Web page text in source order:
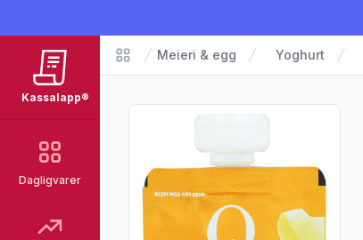
Kassalapp®
Dagligvarer
Matvarer
Meieri & egg Yoghurt